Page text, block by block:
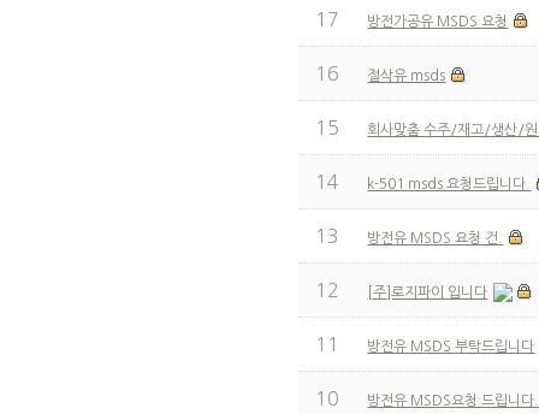
17 방전가공유 MSDS 요청
16 절삭유 msds
15 회사맞춤 수주/재고/생산/
14 k-501 msds 요청드립니다.
13 방전유 MSDS 요청 건.
12 [주]로지파이 입니다
11 방전유 MSDS 부탁드립니다
10 방전유 MSDS요청 드립니다.